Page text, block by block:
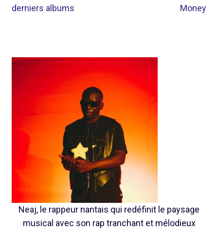
derniers albums
Money
Neaj, le rappeur nantais qui redéfinit le paysage
musical avec son rap tranchant et mélodieux